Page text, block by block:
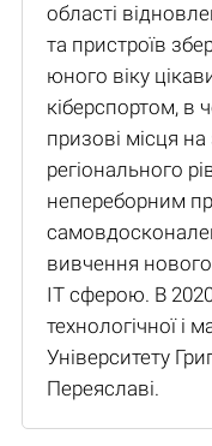
області
та пристроїв
юного віку
кіберспортом, в
призові місця
регіонального
непереборним
вивчення
IT сферою. В
технологічної і
Університету
Переяславі.